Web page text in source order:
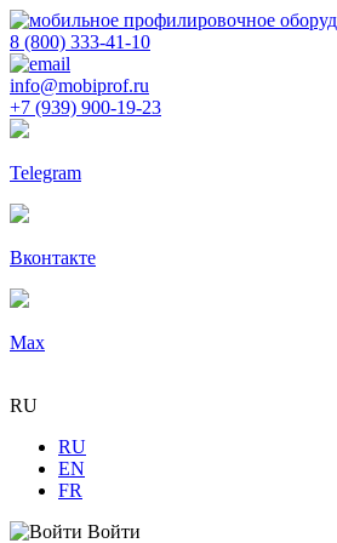
8 (800) 333-41-10
info@mobiprof.ru
+7 (939) 900-19-23
Telegram
Вконтакте
Max
RU
RU
EN
FR
Войти